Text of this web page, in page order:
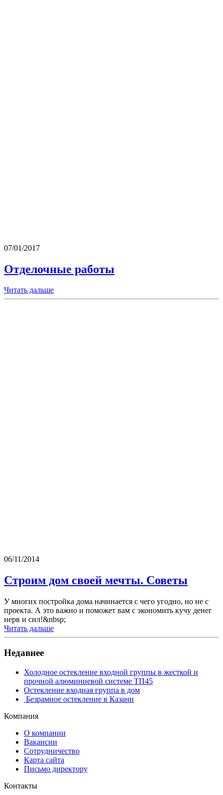
07/01/2017
Отделочные работы
Читать дальше
06/11/2014
Строим дом своей мечты. Советы
У многих постройка дома начинается с чего угодно, но не с
проекта. А это важно и поможет вам с экономить кучу денег
нерв и сил!&nbsp;
Читать дальше
Недавнее
Холодное остекление входной группы в жесткой и
прочной алюминиевой системе ТП45
Остекление входная группа в дом
​ Безрамное остекление в Казани
Компания
О компании
Вакансии
Сотрудничество
Карта сайта
Письмо директору
Контакты